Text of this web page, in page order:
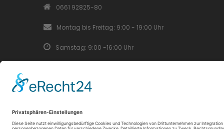
0661 92825-80
Montag bis Freitag: 9:00 - 19:00 Uhr
Samstag: 9:00 -16:00 Uhr